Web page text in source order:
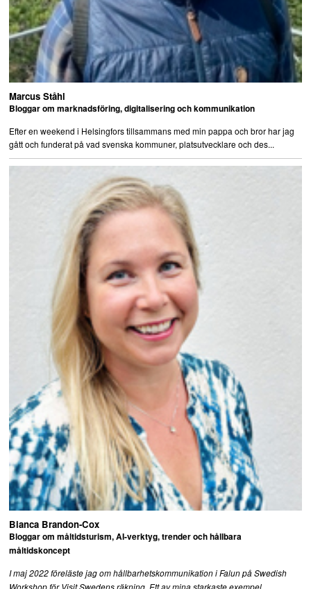
Marcus Ståhl
Bloggar om marknadsföring, digitalisering och kommunikation
Efter en weekend i Helsingfors tillsammans med min pappa och bror har jag
gått och funderat på vad svenska kommuner, platsutvecklare och des...
Bianca Brandon-Cox
Bloggar om måltidsturism, AI-verktyg, trender och hållbara
måltidskoncept
I maj 2022 föreläste jag om hållbarhetskommunikation i Falun på Swedish